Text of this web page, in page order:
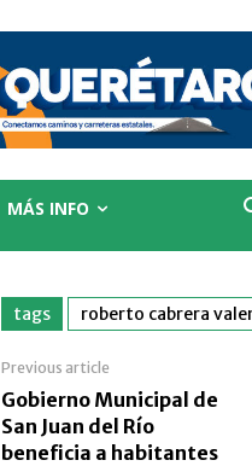
MÁS INFO
tags roberto cabrera
Previous article
Gobierno Municipal de
San Juan del Río
beneficia a habitantes